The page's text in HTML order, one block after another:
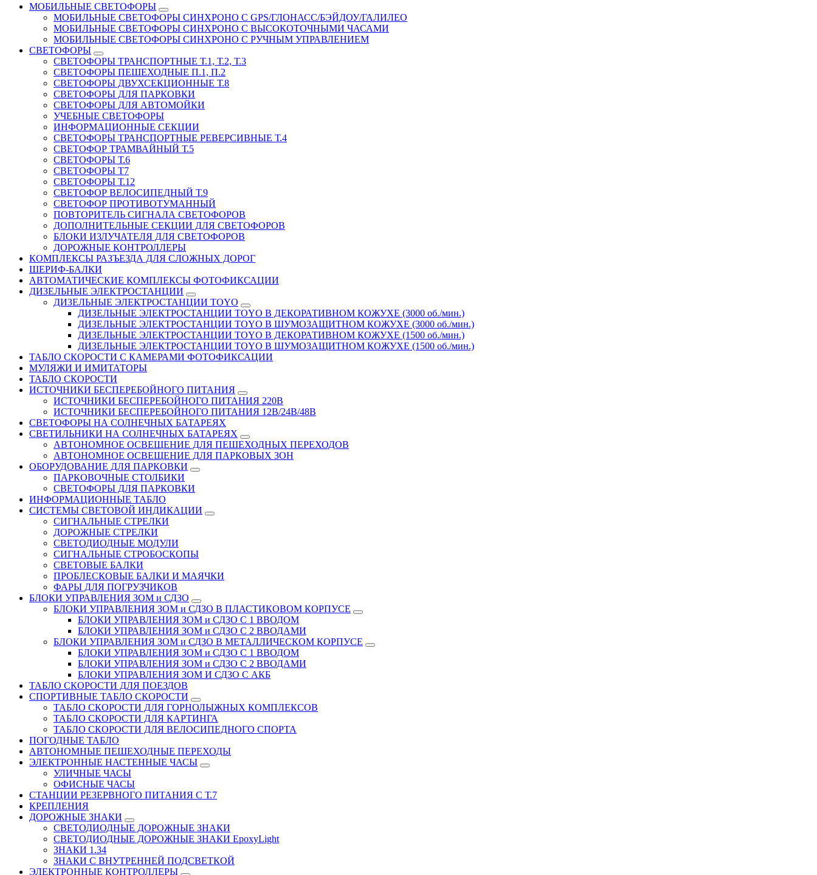
МОБИЛЬНЫЕ СВЕТОФОРЫ
МОБИЛЬНЫЕ СВЕТОФОРЫ СИНХРОНО С GPS/ГЛОНАСС/БЭЙДОУ/ГАЛИЛЕО
МОБИЛЬНЫЕ СВЕТОФОРЫ СИНХРОНО С ВЫСОКОТОЧНЫМИ ЧАСАМИ
МОБИЛЬНЫЕ СВЕТОФОРЫ СИНХРОНО С РУЧНЫМ УПРАВЛЕНИЕМ
СВЕТОФОРЫ
СВЕТОФОРЫ ТРАНСПОРТНЫЕ Т.1, Т.2, Т.3
СВЕТОФОРЫ ПЕШЕХОДНЫЕ П.1, П.2
СВЕТОФОРЫ ДВУХСЕКЦИОННЫЕ Т.8
СВЕТОФОРЫ ДЛЯ ПАРКОВКИ
СВЕТОФОРЫ ДЛЯ АВТОМОЙКИ
УЧЕБНЫЕ СВЕТОФОРЫ
ИНФОРМАЦИОННЫЕ СЕКЦИИ
СВЕТОФОРЫ ТРАНСПОРТНЫЕ РЕВЕРСИВНЫЕ Т.4
СВЕТОФОР ТРАМВАЙНЫЙ Т.5
СВЕТОФОРЫ Т.6
СВЕТОФОРЫ Т7
СВЕТОФОРЫ Т.12
СВЕТОФОР ВЕЛОСИПЕДНЫЙ Т.9
СВЕТОФОР ПРОТИВОТУМАННЫЙ
ПОВТОРИТЕЛЬ СИГНАЛА СВЕТОФОРОВ
ДОПОЛНИТЕЛЬНЫЕ СЕКЦИИ ДЛЯ СВЕТОФОРОВ
БЛОКИ ИЗЛУЧАТЕЛЯ ДЛЯ СВЕТОФОРОВ
ДОРОЖНЫЕ КОНТРОЛЛЕРЫ
КОМПЛЕКСЫ РАЗЪЕЗДА ДЛЯ СЛОЖНЫХ ДОРОГ
ШЕРИФ-БАЛКИ
АВТОМАТИЧЕСКИЕ КОМПЛЕКСЫ ФОТОФИКСАЦИИ
ДИЗЕЛЬНЫЕ ЭЛЕКТРОСТАНЦИИ
ДИЗЕЛЬНЫЕ ЭЛЕКТРОСТАНЦИИ TOYO
ДИЗЕЛЬНЫЕ ЭЛЕКТРОСТАНЦИИ TOYO В ДЕКОРАТИВНОМ КОЖУХЕ (3000 об./мин.)
ДИЗЕЛЬНЫЕ ЭЛЕКТРОСТАНЦИИ TOYO В ШУМОЗАЩИТНОМ КОЖУХЕ (3000 об./мин.)
ДИЗЕЛЬНЫЕ ЭЛЕКТРОСТАНЦИИ TOYO В ДЕКОРАТИВНОМ КОЖУХЕ (1500 об./мин.)
ДИЗЕЛЬНЫЕ ЭЛЕКТРОСТАНЦИИ TOYO В ШУМОЗАЩИТНОМ КОЖУХЕ (1500 об./мин.)
ТАБЛО СКОРОСТИ С КАМЕРАМИ ФОТОФИКСАЦИИ
МУЛЯЖИ И ИМИТАТОРЫ
ТАБЛО СКОРОСТИ
ИСТОЧНИКИ БЕСПЕРЕБОЙНОГО ПИТАНИЯ
ИСТОЧНИКИ БЕСПЕРЕБОЙНОГО ПИТАНИЯ 220В
ИСТОЧНИКИ БЕСПЕРЕБОЙНОГО ПИТАНИЯ 12В/24В/48В
СВЕТОФОРЫ НА СОЛНЕЧНЫХ БАТАРЕЯХ
СВЕТИЛЬНИКИ НА СОЛНЕЧНЫХ БАТАРЕЯХ
АВТОНОМНОЕ ОСВЕЩЕНИЕ ДЛЯ ПЕШЕХОДНЫХ ПЕРЕХОДОВ
АВТОНОМНОЕ ОСВЕЩЕНИЕ ДЛЯ ПАРКОВЫХ ЗОН
ОБОРУДОВАНИЕ ДЛЯ ПАРКОВКИ
ПАРКОВОЧНЫЕ СТОЛБИКИ
СВЕТОФОРЫ ДЛЯ ПАРКОВКИ
ИНФОРМАЦИОННЫЕ ТАБЛО
CИСТЕМЫ СВЕТОВОЙ ИНДИКАЦИИ
СИГНАЛЬНЫЕ СТРЕЛКИ
ДОРОЖНЫЕ СТРЕЛКИ
СВЕТОДИОДНЫЕ МОДУЛИ
СИГНАЛЬНЫЕ СТРОБОСКОПЫ
СВЕТОВЫЕ БАЛКИ
ПРОБЛЕСКОВЫЕ БАЛКИ И МАЯЧКИ
ФАРЫ ДЛЯ ПОГРУЗЧИКОВ
БЛОКИ УПРАВЛЕНИЯ ЗОМ и СДЗО
БЛОКИ УПРАВЛЕНИЯ ЗОМ и СДЗО В ПЛАСТИКОВОМ КОРПУСЕ
БЛОКИ УПРАВЛЕНИЯ ЗОМ и СДЗО С 1 ВВОДОМ
БЛОКИ УПРАВЛЕНИЯ ЗОМ и СДЗО С 2 ВВОДАМИ
БЛОКИ УПРАВЛЕНИЯ ЗОМ и СДЗО В МЕТАЛЛИЧЕСКОМ КОРПУСЕ
БЛОКИ УПРАВЛЕНИЯ ЗОМ и СДЗО С 1 ВВОДОМ
БЛОКИ УПРАВЛЕНИЯ ЗОМ и СДЗО С 2 ВВОДАМИ
БЛОКИ УПРАВЛЕНИЯ ЗОМ И СДЗО С АКБ
ТАБЛО СКОРОСТИ ДЛЯ ПОЕЗДОВ
СПОРТИВНЫЕ ТАБЛО СКОРОСТИ
ТАБЛО СКОРОСТИ ДЛЯ ГОРНОЛЫЖНЫХ КОМПЛЕКСОВ
ТАБЛО СКОРОСТИ ДЛЯ КАРТИНГА
ТАБЛО СКОРОСТИ ДЛЯ ВЕЛОСИПЕДНОГО СПОРТА
ПОГОДНЫЕ ТАБЛО
АВТОНОМНЫЕ ПЕШЕХОДНЫЕ ПЕРЕХОДЫ
ЭЛЕКТРОННЫЕ НАСТЕННЫЕ ЧАСЫ
УЛИЧНЫЕ ЧАСЫ
ОФИСНЫЕ ЧАСЫ
СТАНЦИИ РЕЗЕРВНОГО ПИТАНИЯ С Т.7
КРЕПЛЕНИЯ
ДОРОЖНЫЕ ЗНАКИ
СВЕТОДИОДНЫЕ ДОРОЖНЫЕ ЗНАКИ
СВЕТОДИОДНЫЕ ДОРОЖНЫЕ ЗНАКИ EpoxyLight
ЗНАКИ 1.34
ЗНАКИ С ВНУТРЕННЕЙ ПОДСВЕТКОЙ
ЭЛЕКТРОННЫЕ КОНТРОЛЛЕРЫ